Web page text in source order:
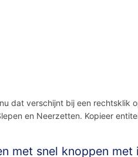
dat verschijnt bij een rechtsklik
en Neerzetten. Kopieer
met snel knoppen met